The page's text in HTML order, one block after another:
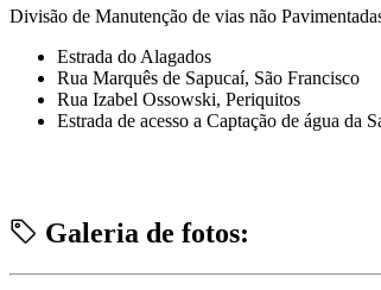
Divisão de Manutenção de vias não
Estrada do Alagados
Rua Marquês de Sapucaí, São Francisco
Rua Izabel Ossowski, Periquitos
Estrada de acesso a Captação de água da
Galeria de fotos: